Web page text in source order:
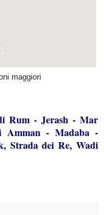
maggiori
Rum - Jerash - Mar
Amman- Madaba-
Strada dei Re, Wadi